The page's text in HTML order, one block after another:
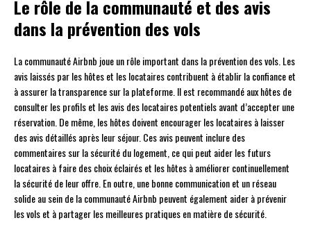
Le rôle de la communauté et des avis
dans la prévention des vols
La communauté Airbnb joue un rôle important dans la prévention des vols. Les
avis laissés par les hôtes et les locataires contribuent à établir la confiance et
à assurer la transparence sur la plateforme. Il est recommandé aux hôtes de
consulter les profils et les avis des locataires potentiels avant d’accepter une
réservation. De même, les hôtes doivent encourager les locataires à laisser
des avis détaillés après leur séjour. Ces avis peuvent inclure des
commentaires sur la sécurité du logement, ce qui peut aider les futurs
locataires à faire des choix éclairés et les hôtes à améliorer continuellement
la sécurité de leur offre. En outre, une bonne communication et un réseau
solide au sein de la communauté Airbnb peuvent également aider à prévenir
les vols et à partager les meilleures pratiques en matière de sécurité.